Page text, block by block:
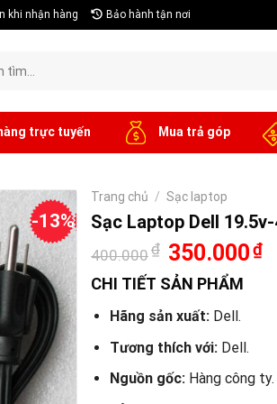
khi nhận hàng Bảo hành tận nơi
trực tuyến Mua trả góp
-13%
Trang chủ / Sạc laptop
Sạc Laptop Dell
400.000₫ Giá
gốc
là:
400.000₫.
350.000₫Giá
CHI TIẾT SẢN PHẨM
Hãng sản xuất:Dell.
Tương thích với:Dell.
Nguồn gốc:Hàng công ty.